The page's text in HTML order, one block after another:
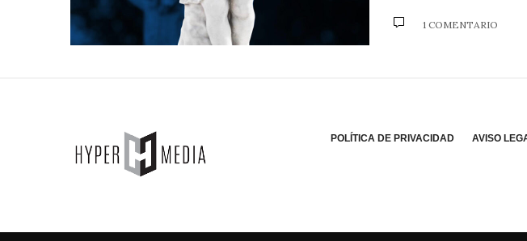
1 COMENTARIO
POLÍTICA DE PRIVACIDAD AVISO